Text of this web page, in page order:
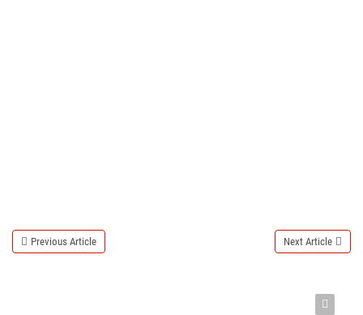
Previous Article Next Article